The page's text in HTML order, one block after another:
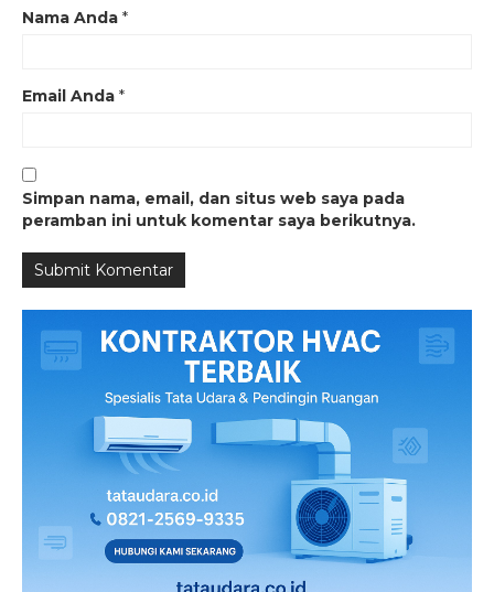
Nama Anda *
Email Anda *
Simpan nama, email, dan situs web saya pada
peramban ini untuk komentar saya berikutnya.